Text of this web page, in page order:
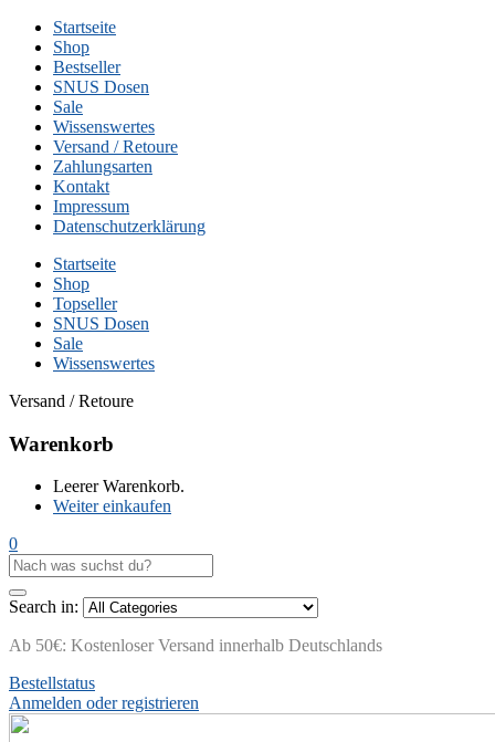
Startseite
Shop
Bestseller
SNUS Dosen
Sale
Wissenswertes
Versand / Retoure
Zahlungsarten
Kontakt
Impressum
Datenschutzerklärung
Startseite
Shop
Topseller
SNUS Dosen
Sale
Wissenswertes
Versand / Retoure
Warenkorb
Leerer Warenkorb.
Weiter einkaufen
0
Search in:
Ab 50€: Kostenloser Versand innerhalb Deutschlands
Bestellstatus
Anmelden oder registrieren